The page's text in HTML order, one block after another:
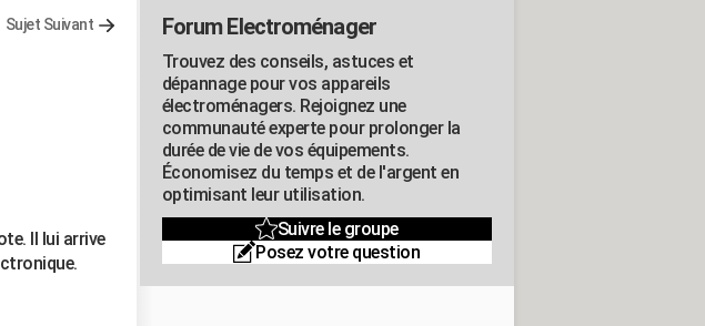
Sujet Suivant
Il lui arrive
Forum Electroménager
Trouvez des conseils, astuces et
dépannage pour vos appareils
électroménagers. Rejoignez une
communauté experte pour prolonger la
durée de vie de vos équipements.
Économisez du temps et de l'argent en
optimisant leur utilisation.
Suivre le groupe
Posez votre question